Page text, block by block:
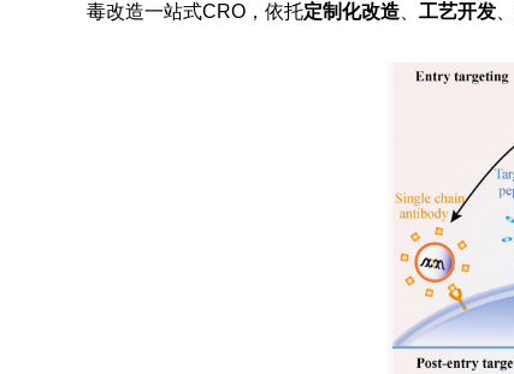
毒改造一站式CRO，依托定制化改造、 工艺开发、